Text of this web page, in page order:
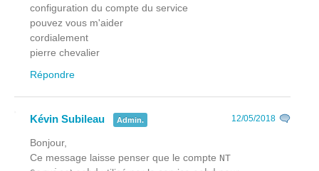
configuration du compte du service
pouvez vous m'aider
cordialement
pierre chevalier
Répondre
Kévin Subileau Admin. 12/05/2018
Bonjour,
Ce message laisse penser que le compte NT